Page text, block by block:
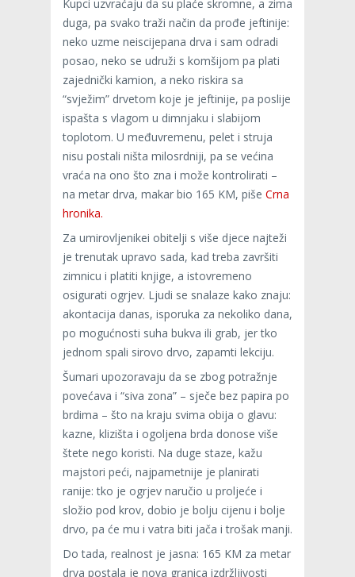
Kupci uzvraćaju da su plaće skromne, a zima
duga, pa svako traži način da prođe jeftinije:
neko uzme neiscijepana drva i sam odradi
posao, neko se udruži s komšijom pa plati
zajednički kamion, a neko riskira sa
“svježim” drvetom koje je jeftinije, pa poslije
ispašta s vlagom u dimnjaku i slabijom
toplotom. U međuvremenu, pelet i struja
nisu postali ništa milosrdniji, pa se većina
vraća na ono što zna i može kontrolirati –
na metar drva, makar bio 165 KM, piše Crna
hronika.
Za umirovljenikei obitelji s više djece najteži
je trenutak upravo sada, kad treba završiti
zimnicu i platiti knjige, a istovremeno
osigurati ogrjev. Ljudi se snalaze kako znaju:
akontacija danas, isporuka za nekoliko dana,
po mogućnosti suha bukva ili grab, jer tko
jednom spali sirovo drvo, zapamti lekciju.
Šumari upozoravaju da se zbog potražnje
povećava i “siva zona” – sječe bez papira po
brdima – što na kraju svima obija o glavu:
kazne, klizišta i ogoljena brda donose više
štete nego koristi. Na duge staze, kažu
majstori peći, najpametnije je planirati
ranije: tko je ogrjev naručio u proljeće i
složio pod krov, dobio je bolju cijenu i bolje
drvo, pa će mu i vatra biti jača i trošak manji.
Do tada, realnost je jasna: 165 KM za metar
drva postala je nova granica izdržljivosti